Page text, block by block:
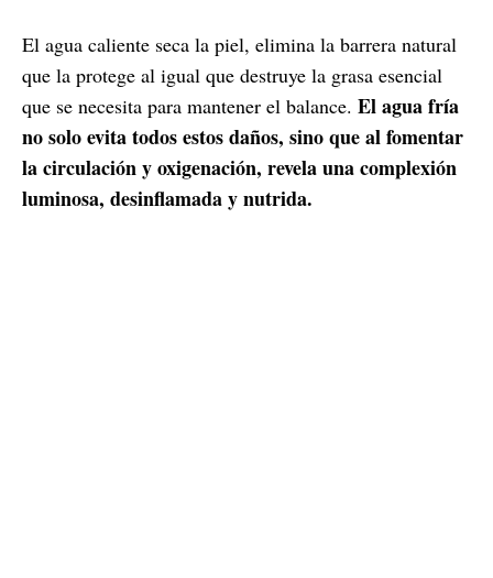
El agua caliente seca la piel, elimina la barrera natural
que la protege al igual que destruye la grasa esencial
que se necesita para mantener el balance. El agua fría
no solo evita todos estos daños, sino que al fomentar
la circulación y oxigenación, revela una complexión
luminosa, desinflamada y nutrida.